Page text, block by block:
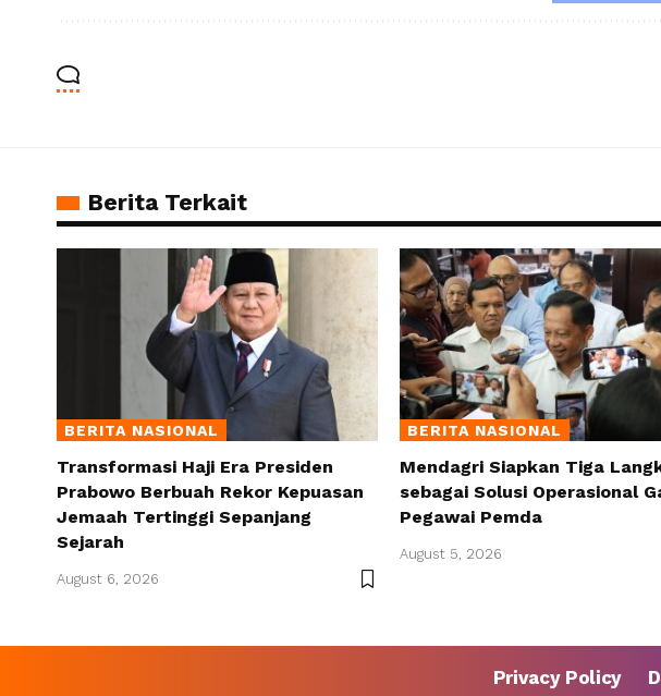
Berita Terkait
BERITA NASIONAL
Transformasi Haji Era Presiden
Prabowo Berbuah Rekor Kepuasan
Jemaah Tertinggi Sepanjang
Sejarah
August 6, 2026
BERITA NASIONAL
Mendagri Siapkan Tiga
sebagai Solusi Operasional
Pegawai Pemda
August 5, 2026
Privacy Policy